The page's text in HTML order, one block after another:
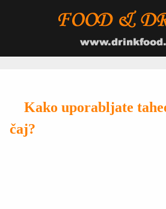
Kako uporabljate
čaj?